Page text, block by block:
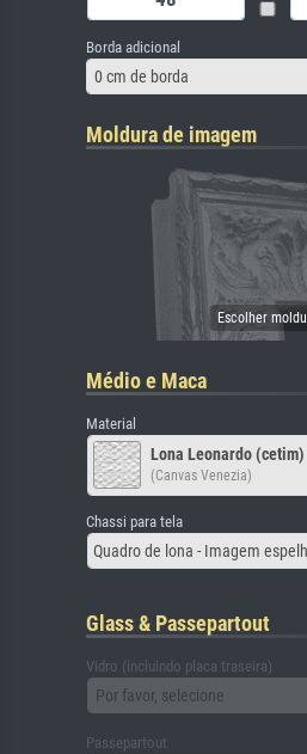
Borda adicional
0 cm de borda
Moldura de imagem
Médio e Maca
Material
Lona Leonardo (cetim)
(Canvas Venezia)
Chassi para tela
Quadro de lona - Imagem
Glass & Passepartout
Vidro (incluindo placa traseira)
Por favor, selecione
Passepartout